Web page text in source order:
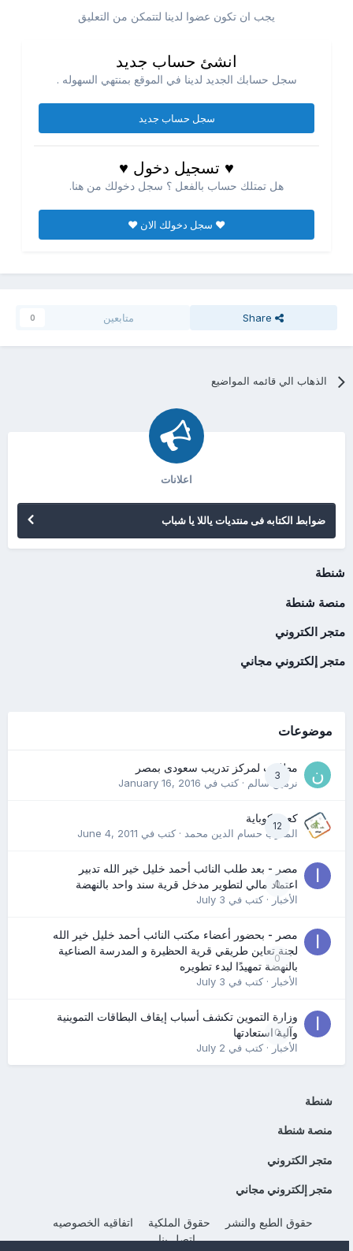
يجب ان تكون عضوا لدينا لتتمكن من التعليق
انشئ حساب جديد
سجل حسابك الجديد لدينا في الموقع بمنتهي السهوله .
سجل حساب جديد
♥ تسجيل دخول ♥
هل تمتلك حساب بالفعل ؟ سجل دخولك من هنا.
♥ سجل دخولك الان ♥
Share متابعين 0
الذهاب الي قائمه المواضيع
اعلانات
ضوابط الكتابه فى منتديات ياللا يا شباب
شنطة
منصة شنطة
متجر الكتروني
متجر إلكتروني مجاني
موضوعات
3
مطلوب لمركز تدريب سعودى بمصر
نرمين سالم· كتب في January 16, 2016
12
كعب كوباية
المدرب حسام الدين محمد· كتب في June 4, 2011
0
مصر - بعد طلب النائب أحمد خليل خير الله تدبير
اعتماد مالي لتطوير مدخل قرية سند واحد بالنهضة
الأخبار· كتب في July 3
0
مصر - بحضور أعضاء مكتب النائب أحمد خليل خير الله
لجنة تعاين طريقي قرية الحظيرة و المدرسة الصناعية
بالنهضة تمهيدًا لبدء تطويره
الأخبار· كتب في July 3
0
وزارة التموين تكشف أسباب إيقاف البطاقات التموينية
وآلية استعادتها
الأخبار· كتب في July 2
شنطة
منصة شنطة
متجر الكتروني
متجر إلكتروني مجاني
حقوق الطبع والنشر حقوق الملكية
اتفاقيه الخصوصيه
إتصل بنا